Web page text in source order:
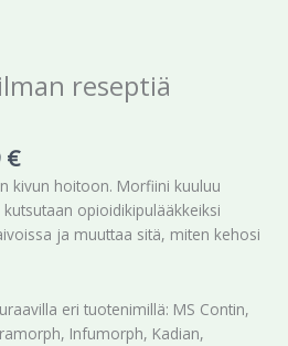
reseptiä
€
kivun hoitoon. Morfiini kuuluu
opioidikipulääkkeiksi
ja muuttaa sitä, miten kehosi
eri tuotenimillä: MS Contin,
Infumorph, Kadian,